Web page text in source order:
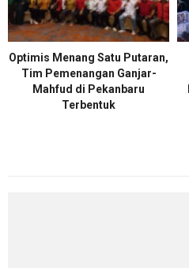
Optimis Menang Satu Putaran,
Tim Pemenangan Ganjar-
Mahfud di Pekanbaru
Terbentuk